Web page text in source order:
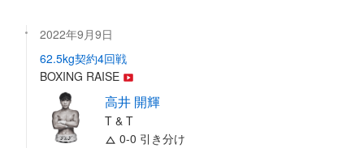
2022年9月9日
62.5kg契約4回戦
BOXING RAISE
高井 開輝
T & T
0-0 引き分け